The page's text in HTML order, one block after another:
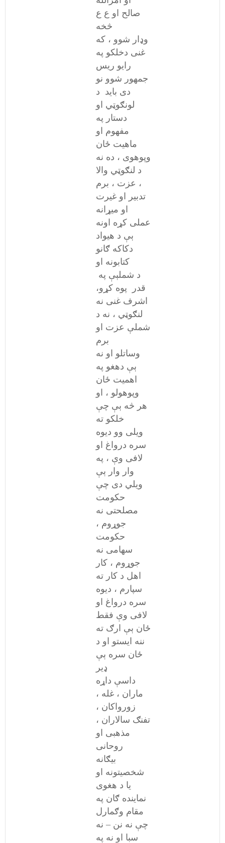
صالح او ع ع
څخه
وډار شوو ، که
غنی دخلکو په
رایو ریس
جمهور شوو نو
دی باید د
لونګوټي او
دستار په
مفهوم او
ماهیت ځان
وپوهوی ، ده نه
د لنګوټي والا
عزت ، برم ،
تدبیر او غیرت
او میړانه
عملی کړه اونه
ېې د هیواد
دکاکه ګانو
کتابونه او
د شملېې په
قدر پوه کړو،
اشرف غنی نه
لنګوټي ، نه د
شملې عزت او
برم
وساتلو او نه
ېې دهغو په
اهمیت ځان
وپوهولو ، او
هر څه ېې چې
خلکو ته
ویلی وو دیوه
سره درواغ او
لافی وې ، په
وار وار ېې
ویلي دی چې
حکومت
مصلحتی نه
جوړوم ،
حکومت
سهامی نه
جوړوم ، کار
اهل د کار ته
سپارم ، دیوه
سره درواغ او
لافی وې فقط
ځان ېې ارګ ته
ننه ایستو او د
ځان سره ېې
ډیر
داسې داړه
ماران ، غله ،
زورواکان ،
تفنګ سالاران ،
مذهبی او
روحانی
بیګانه
شخصیتونه او
یا د هغوی
نماینده ګان په
مقام وګمارل
چې نه نن – نه
سبا او نه په